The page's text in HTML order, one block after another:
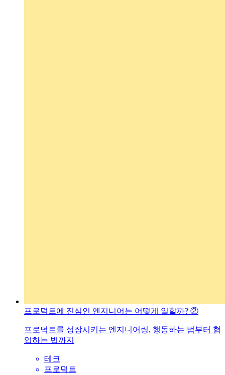
프로덕트에 진심인 엔지니어는 어떻게 일할까? ②
프로덕트를 성장시키는 엔지니어링, 행동하는 법부터 협
업하는 법까지
테크
프로덕트